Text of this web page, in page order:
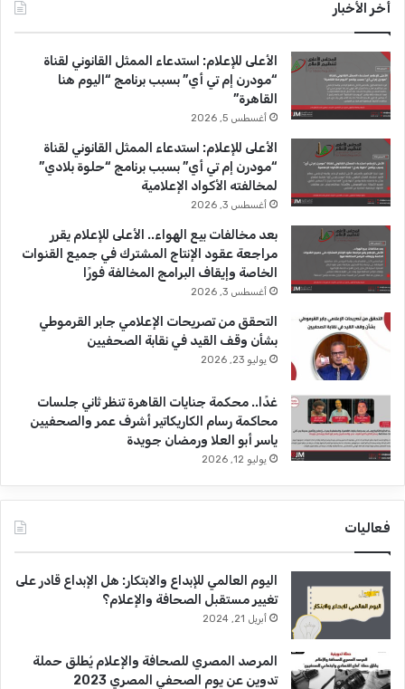
س
و
ك
T
u
b
e
ق
ا
م
أخر الأخبار
الأعلى للإعلام: استدعاء الممثل القانوني لقناة
“مودرن إم تي أي” بسبب برنامج “اليوم هنا
القاهرة”
أغسطس 5, 2026
الأعلى للإعلام: استدعاء الممثل القانوني لقناة
“مودرن إم تي أي” بسبب برنامج “حلوة بلادي”
لمخالفته الأكواد الإعلامية
أغسطس 3, 2026
بعد مخالفات بيع الهواء.. الأعلى للإعلام يقرر
مراجعة عقود الإنتاج المشترك في جميع القنوات
الخاصة وإيقاف البرامج المخالفة فورًا
أغسطس 3, 2026
التحقق من تصريحات الإعلامي جابر القرموطي
بشأن وقف القيد في نقابة الصحفيين
يوليو 23, 2026
غدًا.. محكمة جنايات القاهرة تنظر ثاني جلسات
محاكمة رسام الكاريكاتير أشرف عمر والصحفيين
ياسر أبو العلا ورمضان جويدة
يوليو 12, 2026
فعاليات
اليوم العالمي للإبداع والابتكار: هل الإبداع قادر على
تغيير مستقبل الصحافة والإعلام؟
أبريل 21, 2024
المرصد المصري للصحافة والإعلام يُطلق حملة
تدوين عن يوم الصحفي المصري 2023